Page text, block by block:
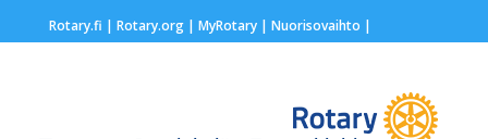
Rotary.fi | Rotary.org| MyRotary | Nuorisovaihto |